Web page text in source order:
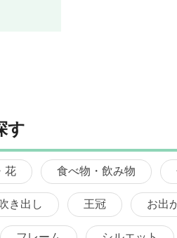
す
花 食べ物・飲み物
吹き出し 王冠 お出